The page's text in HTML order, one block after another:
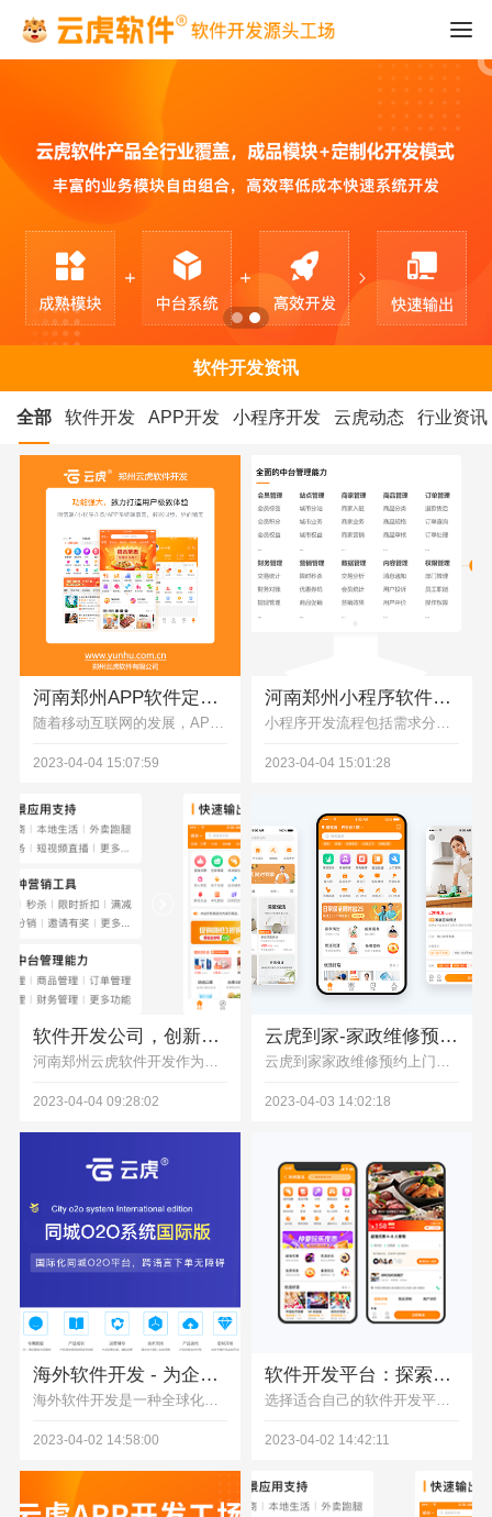
软件开发资讯
全部 软件开发 APP开发 小程序开发 云虎动态 行业资讯
河南郑州APP软件定制开发公司
随着移动互联网的发展，APP成为了一种新型的应用形式。APP不需要下载安装，用户可以直接在微信、支付宝等平台上使用，具有便捷、快速、低成本等优势。本文将为您介绍河南郑州云虎软件APP软件定制开发公司的相关情况。
2023-04-04 15:07:59
河南郑州小程序软件定制开发公司
小程序开发流程包括需求分析、UI设计、前后端开发、测试和发布等环节。其中，需求分析是整个开发过程的关键，需要对用户需求、功能需求、技术需求等进行分析和梳理。UI设计需要遵循小程序的设计规范，保证用户体验的一致性和良好性。前后端开发需要进行协同开发，保证功能的实现和数据的交互。测试需要进行单元测试、集成测试和验收测试等，保证软件的质量和稳定性。发布需要进行审核和上线等流程。
2023-04-04 15:01:28
软件开发公司，创新与高效的技术解决方案
河南郑州云虎软件开发作为一家领先的软件开发公司，我们专注于为企业提供创新、高效且可靠的技术解决方案。从应用开发到系统集成，我们的专业团队将帮助您实现业务目标。
2023-04-04 09:28:02
云虎到家-家政维修预约上门系统运营解决方案
云虎到家家政维修预约上门系统运营解决方案需要从服务范围、服务人员、服务质量控制、在线支付和售后服务等多个方面进行考虑和实施，以提供更加优质的上门服务体验。同时，云虎到家家政维修预约上门系统可以通过APP、小程序、微信公众号为服务提供商提供了更多的商机和发展空间。
2023-04-03 14:02:18
海外软件开发 - 为企业提供全球化的技术解决方案
海外软件开发是一种全球化的技术合作方式，可以帮助企业快速获得全球化的技术解决方案。我们拥有一支专业的海外软件开发团队，可以为企业提供全面的技术支持和服务，帮助企业在全球市场上获得更好的竞争力。
2023-04-02 14:58:00
软件开发平台：探索最佳软件开发平台选项
选择适合自己的软件开发平台对于任何的开发团队都非常重本文将探索一些最佳的软件开发平台选项，并提供一些有关开发工具和集成开发环境的信息，帮助您做出更好的决策。
2023-04-02 14:42:11